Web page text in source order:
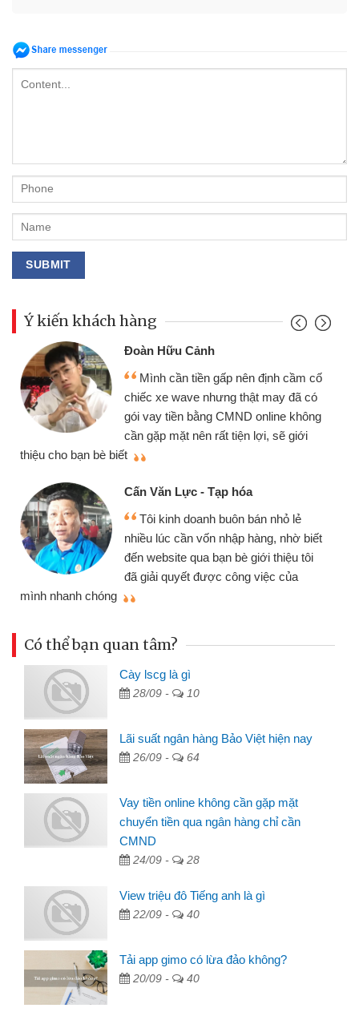
Ý kiến khách hàng
Đoàn Hữu Cảnh
Mình cần tiền gấp nên định cầm cố
chiếc xe wave nhưng thật may đã có
gói vay tiền bằng CMND online không
cần gặp mặt nên rất tiện lợi, sẽ giới
thiệu cho bạn bè biết
Cấn Văn Lực - Tạp hóa
Tôi kinh doanh buôn bán nhỏ lẻ
nhiều lúc cần vốn nhập hàng, nhờ biết
đến website qua bạn bè giới thiệu tôi
đã giải quyết được công việc của
mình nhanh chóng
Có thể bạn quan tâm?
Cày lscg là gì
28/09 - 10
Lãi suất ngân hàng Bảo Việt hiện nay
26/09 - 64
Vay tiền online không cần gặp mặt
chuyển tiền qua ngân hàng chỉ cần
CMND
24/09 - 28
View triệu đô Tiếng anh là gì
22/09 - 40
Tải app gimo có lừa đảo không?
20/09 - 40